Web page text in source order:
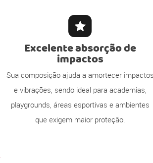
Excelente absorção de
impactos
Sua composição ajuda a amortecer impactos
e vibrações, sendo ideal para academias,
playgrounds, áreas esportivas e ambientes
que exigem maior proteção.